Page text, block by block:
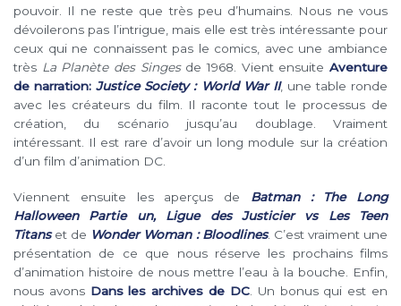
pouvoir. Il ne reste que très peu d’humains. Nous ne vous
dévoilerons pas l’intrigue, mais elle est très intéressante pour
ceux qui ne connaissent pas le comics, avec une ambiance
très La Planète des Singesde 1968. Vient ensuiteAventure
de narration:Justice Society : World War II, une table ronde
avec les créateurs du film. Il raconte tout le processus de
création, du scénario jusqu’au doublage. Vraiment
intéressant. Il est rare d’avoir un long module sur la création
d’un film d’animation DC.
Viennent ensuite les aperçus de Batman : The Long
Halloween Partie un, Ligue des Justicier vs Les Teen
Titans et de Wonder Woman : Bloodlines. C’est vraiment une
présentation de ce que nous réserve les prochains films
d’animation histoire de nous mettre l’eau à la bouche. Enfin,
nous avons Dans les archives de DC. Un bonus qui est en